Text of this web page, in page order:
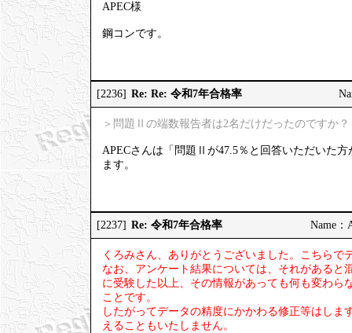
APEC様
鋼コンです。
[2236] Re: Re: 令和7年合格率
＞問題Ⅱの端数報告者は2名だけだったのですか？
APECさんは「問題Ⅱが47.5％と回答いただいた
ます。
[2237] Re: 令和7年合格率 Name：
くろみさん、ありがとうございました。こちらで
なお、アンケート結果については、それがある
に受験した以上、その情報があっても何も変わ
ことです。
したがってデータの精度にかかわる修正等はし
えることもいたしません。